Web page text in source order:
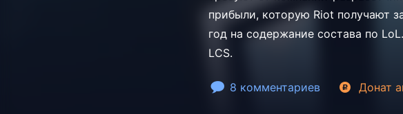
прибыли, которую Riot получают
год на содержание состава по
LCS.
8 комментариев Донат